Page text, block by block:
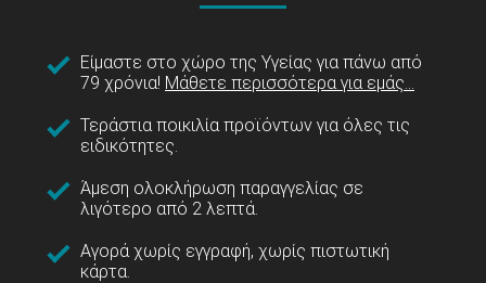
Είμαστε στο χώρο της Υγείας για πάνω από
79 χρόνια! Μάθετε περισσότερα για εμάς...
Τεράστια ποικιλία προϊόντων για όλες τις
ειδικότητες.
Άμεση ολοκλήρωση παραγγελίας σε
λιγότερο από 2 λεπτά.
Αγορά χωρίς εγγραφή, χωρίς πιστωτική
κάρτα.